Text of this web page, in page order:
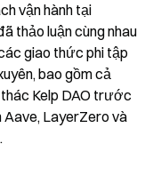
vận hành tại
thảo luận cùng nhau
giao thức phi tập
bao gồm cả
thác Kelp DAO trước
Aave, LayerZero và